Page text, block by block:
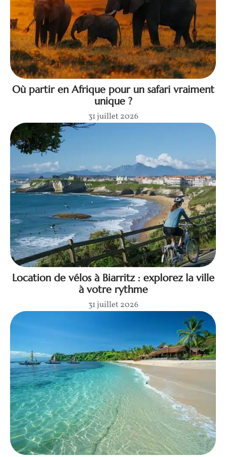
Où partir en Afrique pour un safari vraiment
unique ?
31 juillet 2026
Location de vélos à Biarritz : explorez la ville
à votre rythme
31 juillet 2026